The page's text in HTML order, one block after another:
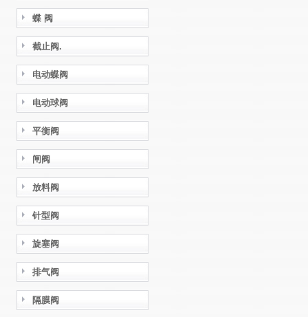
蝶 阀
截止阀.
电动蝶阀
电动球阀
平衡阀
闸阀
放料阀
针型阀
旋塞阀
排气阀
隔膜阀